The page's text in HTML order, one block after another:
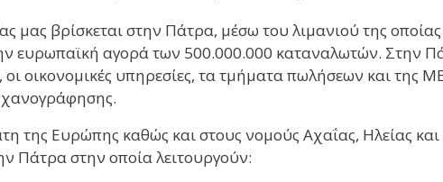
μας βρίσκεται στην Πάτρα, μέσω του λιμανιού της
ευρωπαϊκή αγορά των 500.000.000 καταναλωτών. Στην
οι οικονομικές υπηρεσίες, τα τμήματα πωλήσεων και της
της Ευρώπης καθώς και στους νομούς Αχαΐας, Ηλείας και
Πάτρα στην οποία λειτουργούν: